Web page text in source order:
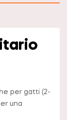
per gatti (2-
una